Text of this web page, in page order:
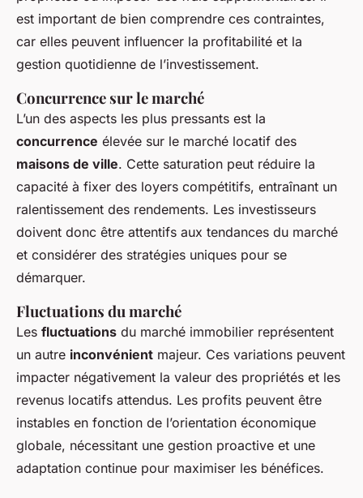
est important de bien comprendre ces contraintes,
car elles peuvent influencer la profitabilité et la
gestion quotidienne de l’investissement.
Concurrence sur le marché
L’un des aspects les plus pressants est la
concurrence élevée sur le marché locatif des
maisons de ville. Cette saturation peut réduire la
capacité à fixer des loyers compétitifs, entraînant un
ralentissement des rendements. Les investisseurs
doivent donc être attentifs aux tendances du marché
et considérer des stratégies uniques pour se
démarquer.
Fluctuations du marché
Les fluctuations du marché immobilier représentent
un autre inconvénient majeur. Ces variations peuvent
impacter négativement la valeur des propriétés et les
revenus locatifs attendus. Les profits peuvent être
instables en fonction de l’orientation économique
globale, nécessitant une gestion proactive et une
adaptation continue pour maximiser les bénéfices.